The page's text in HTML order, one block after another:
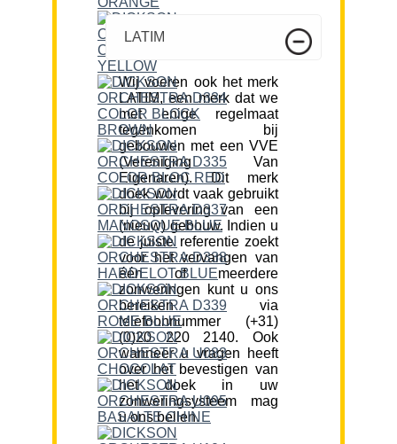
LATIM
Wij voeren ook het merk
LATIM, een merk dat we
met enige regelmaat
tegenkomen bij
gebouwen met een VVE
(Vereniging Van
Eigenaren). Dit merk
doek wordt vaak gebruikt
bij oplevering van een
(nieuw) gebouw. Indien u
de juiste referentie zoekt
voor het vervangen van
één of meerdere
zonweringen kunt u ons
bereiken via
telefoonnummer (+31)
(0)20 220 2140. Ook
wanneer u vragen heeft
over het bevestigen van
het doek in uw
zonweringsysteem mag
u ons bellen.